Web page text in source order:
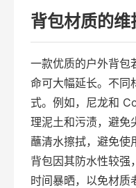
背包材质的
一款优质的户外背包
命可大幅延长。不同
式。例如，尼龙和
理泥土和污渍，避免
蘸清水擦拭，避免使
背包因其防水性较强
时间暴晒，以免材质